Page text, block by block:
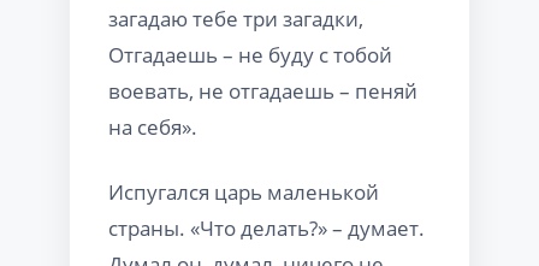
загадаю тебе три загадки,
Отгадаешь – не буду с тобой
воевать, не отгадаешь – пеняй
на себя».
Испугался царь маленькой
страны. «Что делать?» – думает.